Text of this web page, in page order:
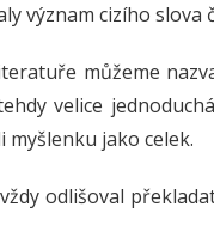
význam cizího
můžeme
velice
myšlenku jako celek.
odlišoval